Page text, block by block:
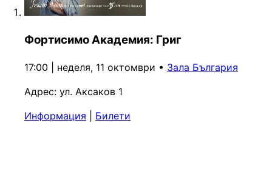
Фортисимо Академия: Григ
17:00 | неделя, 11 октомври • Зала България
Адрес: ул. Аксаков 1
Информация
Билети